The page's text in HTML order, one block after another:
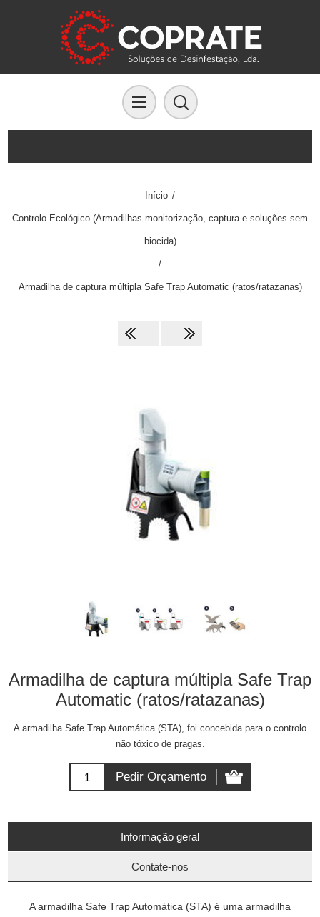
Início /
Controlo Ecológico (Armadilhas monitorização, captura e soluções sem
biocida)
/
Armadilha de captura múltipla Safe Trap Automatic (ratos/ratazanas)
Armadilha de captura múltipla Safe Trap
Automatic (ratos/ratazanas)
A armadilha Safe Trap Automática (STA), foi concebida para o controlo
não tóxico de pragas.
Informação geral
Contate-nos
A armadilha Safe Trap Automática (STA) é uma armadilha